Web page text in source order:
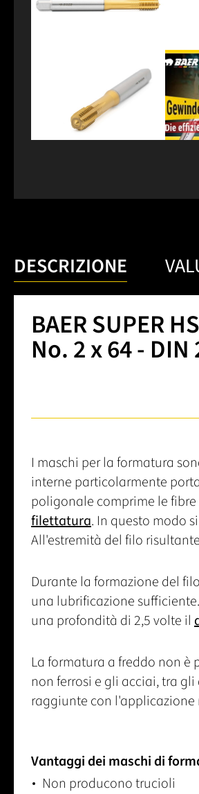
DESCRIZIONE
BAER SUPER
No. 2 x 64 - DIN
I maschi per la formatura
interne particolarmente
poligonale comprime le
filettatura. In questo modo
All'estremità del filo
Durante la formazione del
una lubrificazione
una profondità di 2,5 volte il
La formatura a freddo non
non ferrosi e gli acciai, tra
raggiunte con
Vantaggi dei maschi di
Non producono trucioli